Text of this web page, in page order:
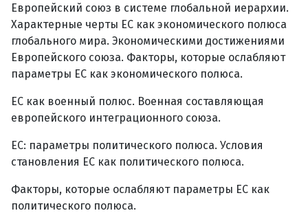
Европейский союз в системе глобальной иерархии.
Характерные черты ЕС как экономического полюса
глобального мира. Экономическими достижениями
Европейского союза. Факторы, которые ослабляют
параметры ЕС как экономического полюса.
ЕС как военный полюс. Военная составляющая
европейского интеграционного союза.
ЕС: параметры политического полюса. Условия
становления ЕС как политического полюса.
Факторы, которые ослабляют параметры ЕС как
политического полюса.